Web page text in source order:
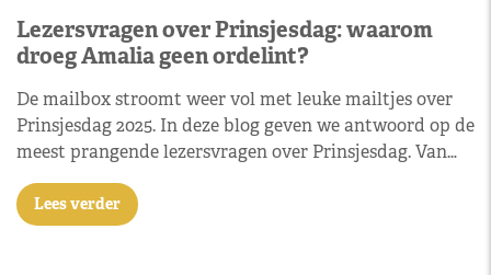
Lezersvragen over Prinsjesdag: waarom
droeg Amalia geen ordelint?
De mailbox stroomt weer vol met leuke mailtjes over
Prinsjesdag 2025. In deze blog geven we antwoord op de
meest prangende lezersvragen over Prinsjesdag. Van…
Lees verder